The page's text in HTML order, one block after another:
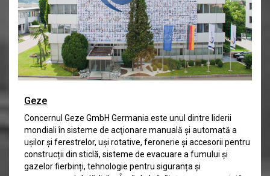
Geze
Concernul Geze GmbH Germania este unul dintre liderii
mondiali în sisteme de acţionare manuală și automată a
uşilor și ferestrelor, uși rotative, feronerie și accesorii pentru
construcții din sticlă, sisteme de evacuare a fumului și
gazelor fierbinți, tehnologie pentru siguranța și